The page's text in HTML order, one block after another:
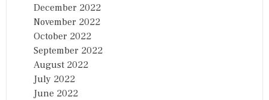
December 2022
November 2022
October 2022
September 2022
August 2022
July 2022
June 2022